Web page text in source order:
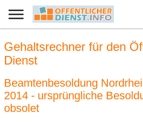
Gehaltsrechner für den
Dienst
Beamtenbesoldung
2014 - ursprüngliche
obsolet